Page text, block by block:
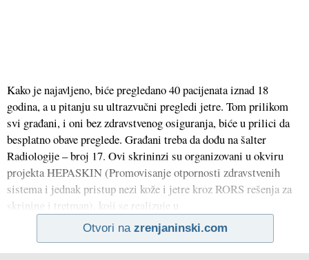
Kako je najavljeno, biće pregledano 40 pacijenata iznad 18
godina, a u pitanju su ultrazvučni pregledi jetre. Tom prilikom
svi građani, i oni bez zdravstvenog osiguranja, biće u prilici da
besplatno obave preglede. Građani treba da dođu na šalter
Radiologije – broj 17. Ovi skrininzi su organizovani u okviru
projekta HEPASKIN (Promovisanje otpornosti zdravstvenih
sistema i jednak pristup nezi kože i jetre kroz RORS rešenja za
skrining i tretman), koji se realizuje u
Otvori na zrenjaninski.com